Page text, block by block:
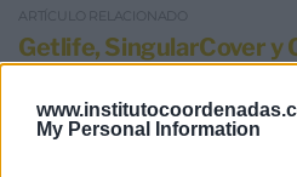
My Personal Information
ARTÍCULO RELACIONADO
Getlife, SingularCover y